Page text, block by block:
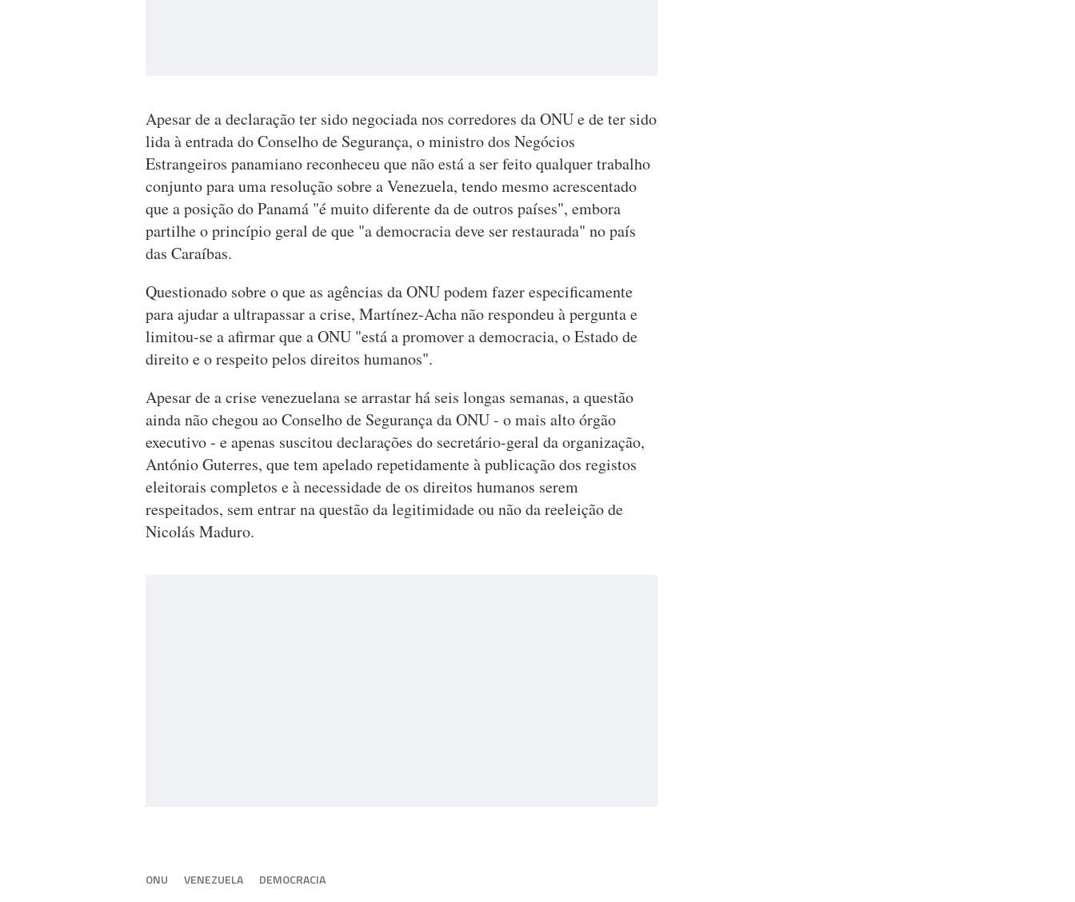
Apesar de a declaração ter sido negociada nos corredores da ONU e de ter sido
lida à entrada do Conselho de Segurança, o ministro dos Negócios
Estrangeiros panamiano reconheceu que não está a ser feito qualquer trabalho
conjunto para uma resolução sobre a Venezuela, tendo mesmo acrescentado
que a posição do Panamá "é muito diferente da de outros países", embora
partilhe o princípio geral de que "a democracia deve ser restaurada" no país
das Caraíbas.
Questionado sobre o que as agências da ONU podem fazer especificamente
para ajudar a ultrapassar a crise, Martínez-Acha não respondeu à pergunta e
limitou-se a afirmar que a ONU "está a promover a democracia, o Estado de
direito e o respeito pelos direitos humanos".
Apesar de a crise venezuelana se arrastar há seis longas semanas, a questão
ainda não chegou ao Conselho de Segurança da ONU - o mais alto órgão
executivo - e apenas suscitou declarações do secretário-geral da organização,
António Guterres, que tem apelado repetidamente à publicação dos registos
eleitorais completos e à necessidade de os direitos humanos serem
respeitados, sem entrar na questão da legitimidade ou não da reeleição de
Nicolás Maduro.
ONU VENEZUELA DEMOCRACIA